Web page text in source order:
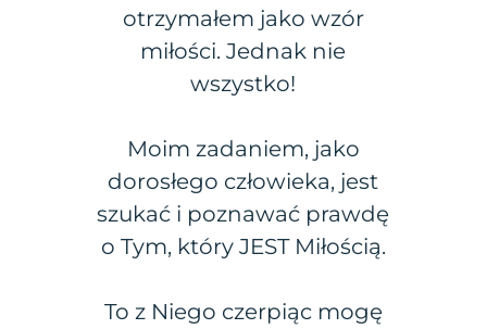
otrzymałem jako wzór
miłości. Jednak nie
wszystko!
Moim zadaniem, jako
dorosłego człowieka, jest
szukać i poznawać prawdę
o Tym, który JEST Miłością.
To z Niego czerpiąc mogę